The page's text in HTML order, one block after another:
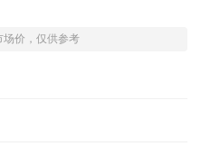
场价，仅供参考